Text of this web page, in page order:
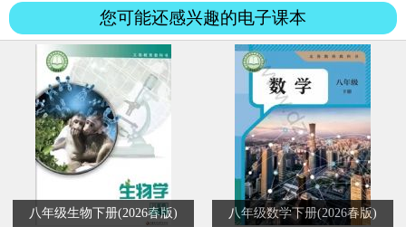
您可能还感兴趣的电子课本
八年级生物下册(2026春版) 八年级数学下册(2026春版)